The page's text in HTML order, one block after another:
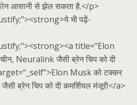
आसानी से झेल सकता है.</p>
भी पढ़ें-
title="Elon
Neuralink जैसी ब्रेन चिप को दी
Musk को टक्कर
ब्रेन चिप को दी कमर्शियल मंजूरी</a>